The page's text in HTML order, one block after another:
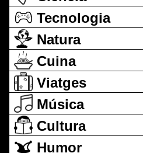
Tecnologia
Natura
Cuina
Viatges
Música
Cultura
Humor